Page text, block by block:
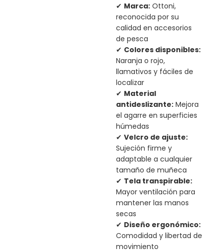
✔ Marca: Ottoni,
reconocida por su
calidad en accesorios
de pesca
✔ Colores disponibles:
Naranja o rojo,
llamativos y fáciles de
localizar
✔ Material
antideslizante: Mejora
el agarre en superficies
húmedas
✔ Velcro de ajuste:
Sujeción firme y
adaptable a cualquier
tamaño de muñeca
✔ Tela transpirable:
Mayor ventilación para
mantener las manos
secas
✔ Diseño ergonómico:
Comodidad y libertad de
movimiento